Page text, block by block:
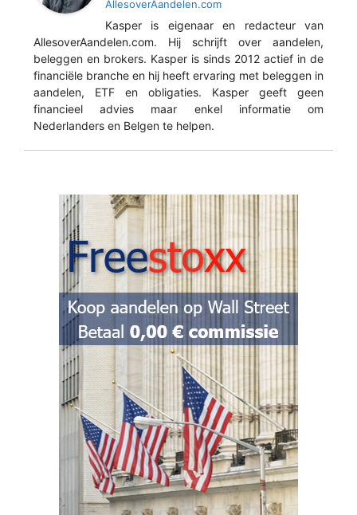
AllesoverAandelen.com
Kasper is eigenaar en redacteur van
AllesoverAandelen.com. Hij schrijft over aandelen,
beleggen en brokers. Kasper is sinds 2012 actief in de
financiële branche en hij heeft ervaring met beleggen in
aandelen, ETF en obligaties. Kasper geeft geen
financieel advies maar enkel informatie om
Nederlanders en Belgen te helpen.